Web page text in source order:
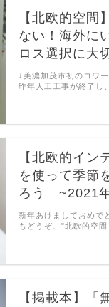
【北欧的空間
ない！海外に
ロス選択に大
↓美濃加茂市初のコワ
昨年大工工事が終了し
【北欧的イン
を使って季節
ろう ~2021
新年あけましておめ
もどうぞ、"北欧的空
【掲載本】「